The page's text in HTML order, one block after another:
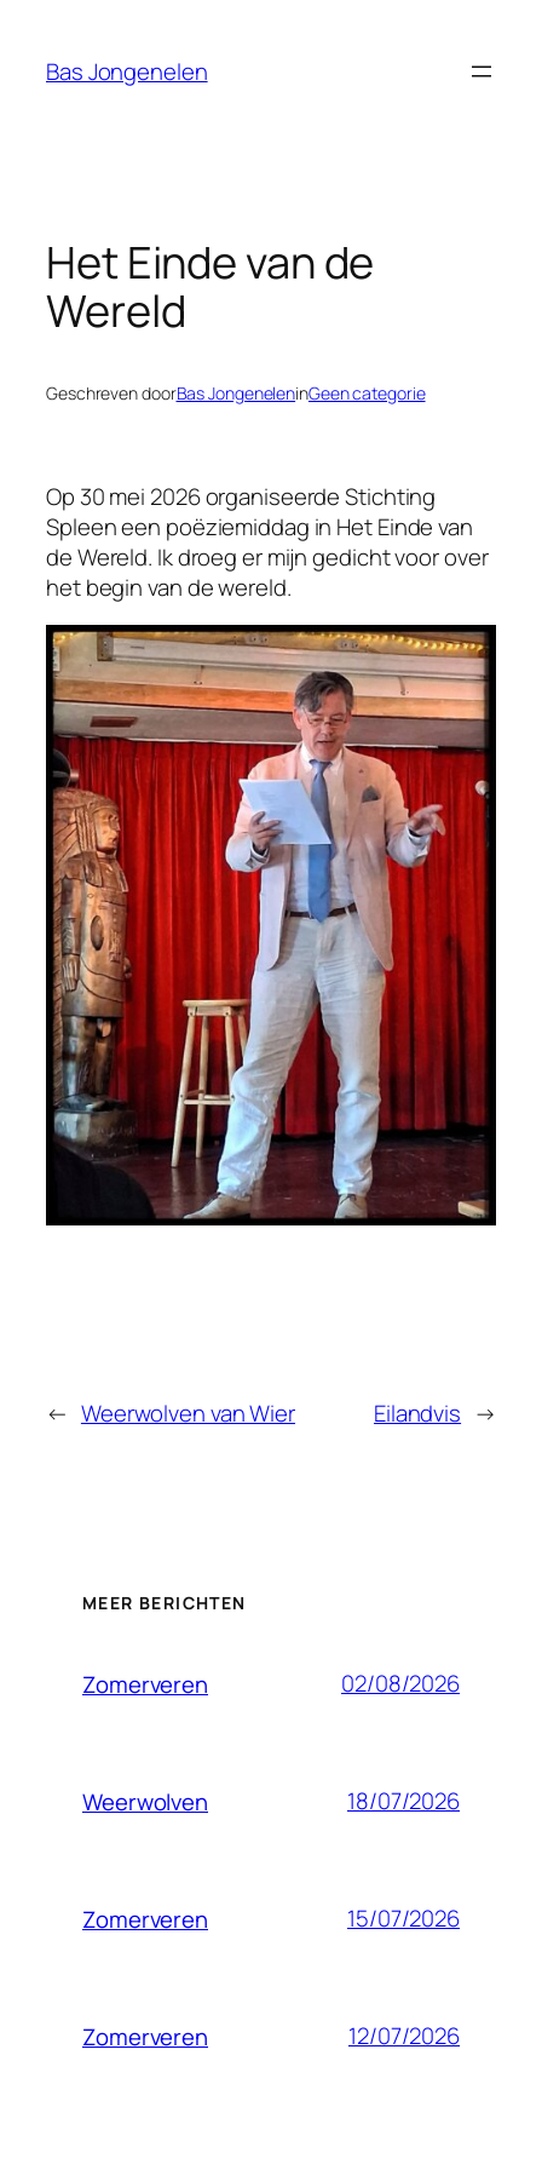
Bas Jongenelen
Het Einde van de
Wereld
Geschreven doorBas JongeneleninGeen categorie
Op 30 mei 2026 organiseerde Stichting
Spleen een poëziemiddag in Het Einde van
de Wereld. Ik droeg er mijn gedicht voor over
het begin van de wereld.
← Weerwolven van Wier Eilandvis →
MEER BERICHTEN
Zomerveren 02/08/2026
Weerwolven 18/07/2026
Zomerveren 15/07/2026
Zomerveren 12/07/2026